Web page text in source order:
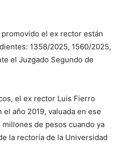
el ex rector están
1358/2025, 1560/2025,
el Juzgado Segundo de
el ex rector Luis Fierro
año 2019, valuada en ese
de pesos cuando ya
la rectoría de la Universidad